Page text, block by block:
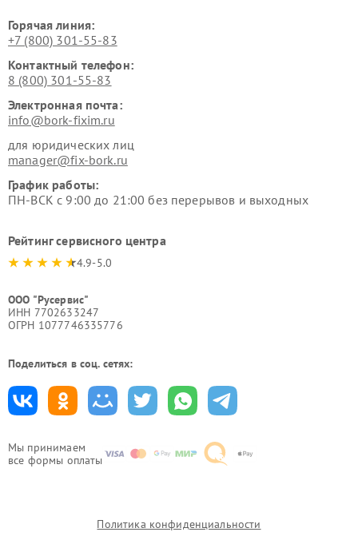
Мы принимаем
все формы оплаты
Горячая линия:
+7 (800) 301-55-83
Контактный телефон:
8 (800) 301-55-83
Электронная почта:
info@bork-fixim.ru
для юридических лиц
manager@fix-bork.ru
График работы:
ПН-ВСК с 9:00 до 21:00 без перерывов и выходных
Рейтинг сервисного центра
4.9-5.0
ООО "Русервис"
ИНН 7702633247
ОГРН 1077746335776
Поделиться в соц. сетях:
Политика конфиденциальности